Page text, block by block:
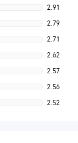
2.91
2.79
2.71
2.62
2.57
2.56
2.52